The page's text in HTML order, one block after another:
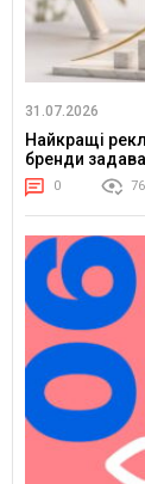
31.07.2026
Найкращі
бренди
0